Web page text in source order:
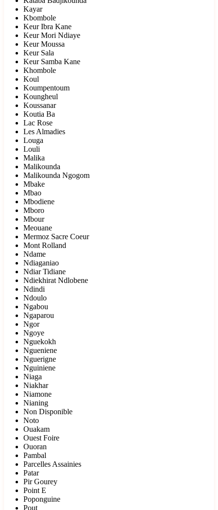
Kayar
Kbombole
Keur Ibra Kane
Keur Mori Ndiaye
Keur Moussa
Keur Sala
Keur Samba Kane
Khombole
Koul
Koumpentoum
Koungheul
Koussanar
Koutia Ba
Lac Rose
Les Almadies
Louga
Louli
Malika
Malikounda
Malikounda Ngogom
Mbake
Mbao
Mbodiene
Mboro
Mbour
Meouane
Mermoz Sacre Coeur
Mont Rolland
Ndame
Ndiaganiao
Ndiar Tidiane
Ndiekhirat Ndlobene
Ndindi
Ndoulo
Ngabou
Ngaparou
Ngor
Ngoye
Nguekokh
Ngueniene
Nguerigne
Nguiniene
Niaga
Niakhar
Niamone
Nianing
Non Disponible
Noto
Ouakam
Ouest Foire
Ouoran
Pambal
Parcelles Assainies
Patar
Pir Gourey
Point E
Poponguine
Pout